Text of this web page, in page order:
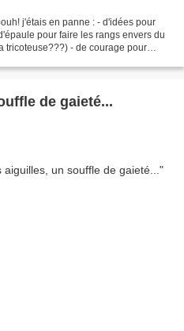
j'étais en panne : - d'idées pour
pour faire les rangs envers du
tricoteuse???) - de courage pour
de gaieté...